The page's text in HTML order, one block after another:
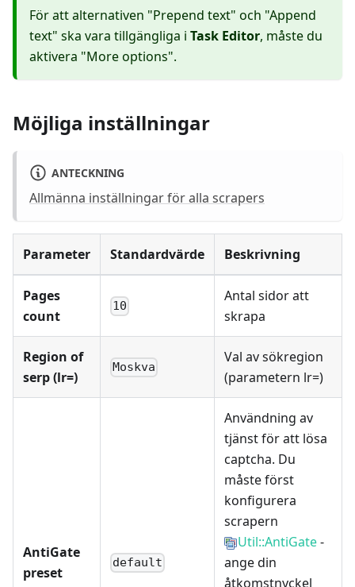
För att alternativen "Prepend text" och "Append
text" ska vara tillgängliga i Task Editor, måste du
aktivera "More options".
Möjliga inställningar
ANTECKNING
Allmänna inställningar för alla scrapers
Parameter Standardvärde Beskrivning
Pages
count
10
Antal sidor att
skrapa
Region of
serp (lr=)
Moskva
Val av sökregion
(parametern lr=)
AntiGate
preset
default
Användning av
tjänst för att lösa
captcha. Du
måste först
konfigurera
scrapern
Util::AntiGate-
ange din
åtkomstnyckel